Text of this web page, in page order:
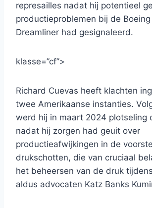
represailles nadat hij potentieel
productieproblemen bij de Boeing
Dreamliner had gesignaleerd.
klasse=”cf”>
Richard Cuevas heeft klachten
twee Amerikaanse instanties.
werd hij in maart 2024 plotseling
nadat hij zorgen had geuit over
productieafwijkingen in de voorste
drukschotten, die van cruciaal
het beheersen van de druk
aldus advocaten Katz Banks